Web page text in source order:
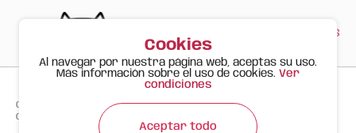
ES
Gato Feliz Productos > >
Cama para Mascotas Relax Tie-Dye Donut FOFOS
Cookies
Al navegar por nuestra página web, aceptas su uso.
Más información sobre el uso de cookies. Ver
condiciones
Aceptar todo